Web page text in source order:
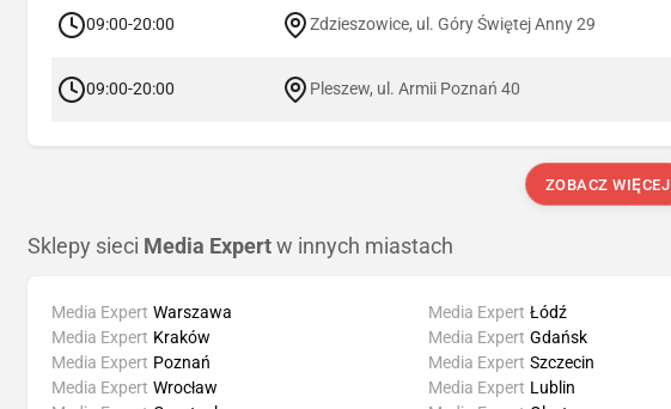
09:00-20:00 Zdzieszowice, ul. Góry Świętej Anny 29
09:00-20:00 Pleszew, ul. Armii Poznań 40
ZOBACZ WIĘCEJ
Sklepy sieci Media Expert w innych miastach
Media Expert Warszawa
Media Expert Kraków
Media Expert Poznań
Media Expert Wrocław
Media Expert Łódź
Media Expert Gdańsk
Media Expert Szczecin
Media Expert Lublin